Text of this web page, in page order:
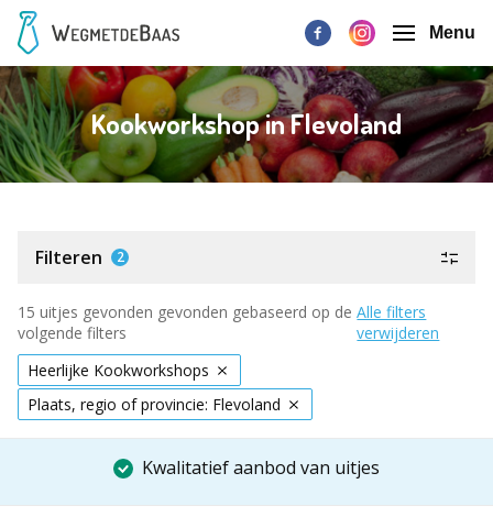
Menu
Kookworkshop in Flevoland
Filteren 2
15 uitjes gevonden gevonden gebaseerd op de
volgende filters
Alle filters
verwijderen
Heerlijke Kookworkshops
Plaats, regio of provincie: Flevoland
Kwalitatief aanbod van uitjes